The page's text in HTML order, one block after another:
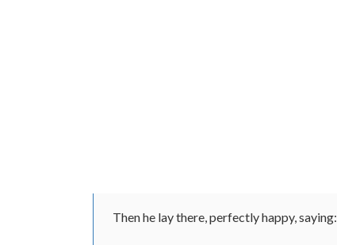
Then he lay there, perfectly happy, saying: